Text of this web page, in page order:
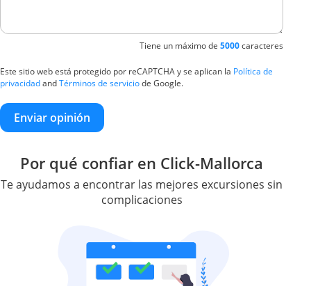
Tiene un máximo de 5000caracteres
Este sitio web está protegido por reCAPTCHA y se aplican la Política de
privacidadandTérminos de serviciode Google.
Enviar opinión
Por qué confiar en Click-Mallorca
Te ayudamos a encontrar las mejores excursiones sin
complicaciones